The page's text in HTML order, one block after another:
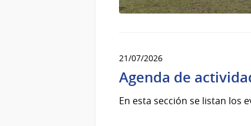
21/07/2026
Agenda de
En esta sección se listan los